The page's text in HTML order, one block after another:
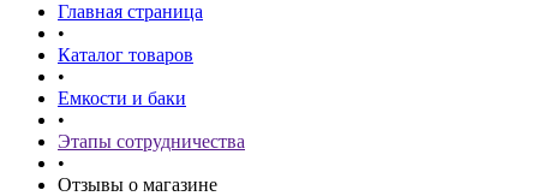
Главная страница
•
Каталог товаров
•
Емкости и баки
•
Этапы сотрудничества
•
Отзывы о магазине